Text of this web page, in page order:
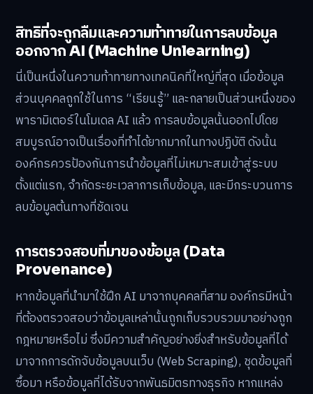
สิทธิที่จะถูกลืมและความท้าทายในการลบข้อมูล
ออกจาก AI (Machine Unlearning)
นี่เป็นหนึ่งในความท้าทายทางเทคนิคที่ใหญ่ที่สุด เมื่อข้อมูล
ส่วนบุคคลถูกใช้ในการ “เรียนรู้” และกลายเป็นส่วนหนึ่งของ
พารามิเตอร์ในโมเดล AI แล้ว การลบข้อมูลนั้นออกไปโดย
สมบูรณ์อาจเป็นเรื่องที่ทำได้ยากมากในทางปฏิบัติ ดังนั้น
องค์กรควรป้องกันการนำข้อมูลที่ไม่เหมาะสมเข้าสู่ระบบ
ตั้งแต่แรก, จำกัดระยะเวลาการเก็บข้อมูล, และมีกระบวนการ
ลบข้อมูลต้นทางที่ชัดเจน
การตรวจสอบที่มาของข้อมูล (Data
Provenance)
หากข้อมูลที่นำมาใช้ฝึก AI มาจากบุคคลที่สาม องค์กรมีหน้า
ที่ต้องตรวจสอบว่าข้อมูลเหล่านั้นถูกเก็บรวบรวมมาอย่างถูก
กฎหมายหรือไม่ ซึ่งมีความสำคัญอย่างยิ่งสำหรับข้อมูลที่ได้
มาจากการดักจับข้อมูลบนเว็บ (Web Scraping), ชุดข้อมูลที่
ซื้อมา หรือข้อมูลที่ได้รับจากพันธมิตรทางธุรกิจ หากแหล่ง